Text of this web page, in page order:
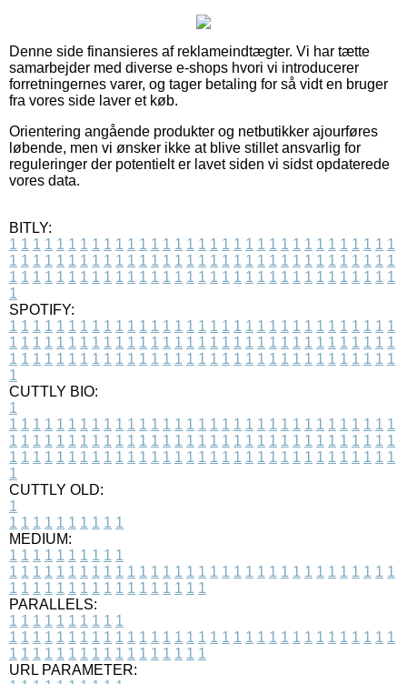
Denne side finansieres af reklameindtægter. Vi har tætte
samarbejder med diverse e-shops hvori vi introducerer
forretningernes varer, og tager betaling for så vidt en bruger
fra vores side laver et køb.
Orientering angående produkter og netbutikker ajourføres
løbende, men vi ønsker ikke at blive stillet ansvarlig for
reguleringer der potentielt er lavet siden vi sidst opdaterede
vores data.
BITLY:
1 1 1 1 1 1 1 1 1 1 1 1 1 1 1 1 1 1 1 1 1 1 1 1 1 1 1 1 1 1 1 1 1
1 1 1 1 1 1 1 1 1 1 1 1 1 1 1 1 1 1 1 1 1 1 1 1 1 1 1 1 1 1 1 1 1
1 1 1 1 1 1 1 1 1 1 1 1 1 1 1 1 1 1 1 1 1 1 1 1 1 1 1 1 1 1 1 1 1
1
SPOTIFY:
1 1 1 1 1 1 1 1 1 1 1 1 1 1 1 1 1 1 1 1 1 1 1 1 1 1 1 1 1 1 1 1 1
1 1 1 1 1 1 1 1 1 1 1 1 1 1 1 1 1 1 1 1 1 1 1 1 1 1 1 1 1 1 1 1 1
1 1 1 1 1 1 1 1 1 1 1 1 1 1 1 1 1 1 1 1 1 1 1 1 1 1 1 1 1 1 1 1 1
1
CUTTLY BIO:
1
1 1 1 1 1 1 1 1 1 1 1 1 1 1 1 1 1 1 1 1 1 1 1 1 1 1 1 1 1 1 1 1 1
1 1 1 1 1 1 1 1 1 1 1 1 1 1 1 1 1 1 1 1 1 1 1 1 1 1 1 1 1 1 1 1 1
1 1 1 1 1 1 1 1 1 1 1 1 1 1 1 1 1 1 1 1 1 1 1 1 1 1 1 1 1 1 1 1 1
1
CUTTLY OLD:
1
1 1 1 1 1 1 1 1 1 1
MEDIUM:
1 1 1 1 1 1 1 1 1 1
1 1 1 1 1 1 1 1 1 1 1 1 1 1 1 1 1 1 1 1 1 1 1 1 1 1 1 1 1 1 1 1 1
1 1 1 1 1 1 1 1 1 1 1 1 1 1 1 1 1
PARALLELS:
1 1 1 1 1 1 1 1 1 1
1 1 1 1 1 1 1 1 1 1 1 1 1 1 1 1 1 1 1 1 1 1 1 1 1 1 1 1 1 1 1 1 1
1 1 1 1 1 1 1 1 1 1 1 1 1 1 1 1 1
URL PARAMETER: